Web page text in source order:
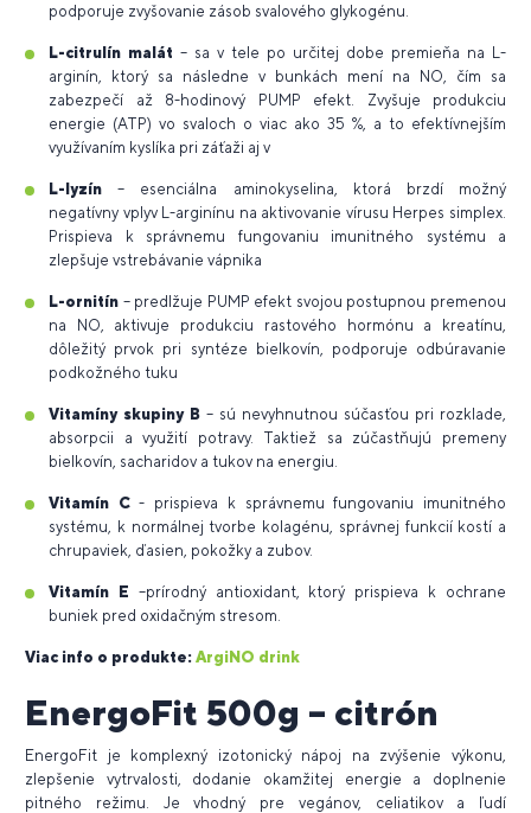
podporuje zvyšovanie zásob svalového glykogénu.
L-citrulín malát – sa v tele po určitej dobe premieňa na L-
arginín, ktorý sa následne v bunkách mení na NO, čím sa
zabezpečí až 8-hodinový PUMP efekt. Zvyšuje produkciu
energie (ATP) vo svaloch o viac ako 35 %, a to efektívnejším
využívaním kyslíka pri záťaži aj v
L-lyzín – esenciálna aminokyselina, ktorá brzdí možný
negatívny vplyv L-arginínu na aktivovanie vírusu Herpes simplex.
Prispieva k správnemu fungovaniu imunitného systému a
zlepšuje vstrebávanie vápnika
L-ornitín – predlžuje PUMP efekt svojou postupnou premenou
na NO, aktivuje produkciu rastového hormónu a kreatínu,
dôležitý prvok pri syntéze bielkovín, podporuje odbúravanie
podkožného tuku
Vitamíny skupiny B – sú nevyhnutnou súčasťou pri rozklade,
absorpcii a využití potravy. Taktiež sa zúčastňujú premeny
bielkovín, sacharidov a tukov na energiu.
Vitamín C- prispieva k správnemu fungovaniu imunitného
systému, k normálnej tvorbe kolagénu, správnej funkcií kostí a
chrupaviek, ďasien, pokožky a zubov.
Vitamín E –prírodný antioxidant, ktorý prispieva k ochrane
buniek pred oxidačným stresom.
Viac info o produkte: ArgiNO drink
EnergoFit 500g – citrón
EnergoFit je komplexný izotonický nápoj na zvýšenie výkonu,
zlepšenie vytrvalosti, dodanie okamžitej energie a doplnenie
pitného režimu. Je vhodný pre vegánov, celiatikov a ľudí